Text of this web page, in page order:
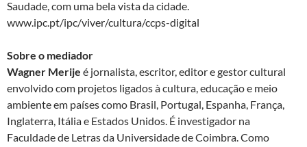
Saudade, com uma bela vista da cidade.
www.ipc.pt/ipc/viver/cultura/ccps-digital
Sobre o mediador
Wagner Merije é jornalista, escritor, editor e gestor cultural
envolvido com projetos ligados à cultura, educação e meio
ambiente em países como Brasil, Portugal, Espanha, França,
Inglaterra, Itália e Estados Unidos. É investigador na
Faculdade de Letras da Universidade de Coimbra. Como